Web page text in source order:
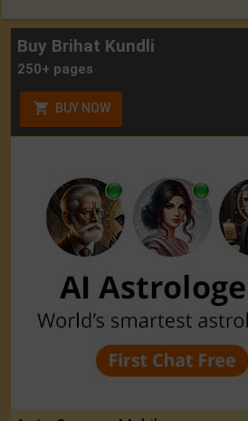
Buy Brihat Kundli
250+ pages
BUY NOW